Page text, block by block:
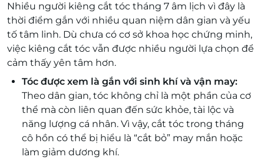
Nhiều người kiêng cắt tóc tháng 7 âm lịch vì đây là
thời điểm gắn với nhiều quan niệm dân gian và yếu
tố tâm linh. Dù chưa có cơ sở khoa học chứng minh,
việc kiêng cắt tóc vẫn được nhiều người lựa chọn để
cảm thấy yên tâm hơn.
Tóc được xem là gắn với sinh khí và vận may:
Theo dân gian, tóc không chỉ là một phần của cơ
thể mà còn liên quan đến sức khỏe, tài lộc và
năng lượng cá nhân. Vì vậy, cắt tóc trong tháng
cô hồn có thể bị hiểu là “cắt bỏ” may mắn hoặc
làm giảm dương khí.